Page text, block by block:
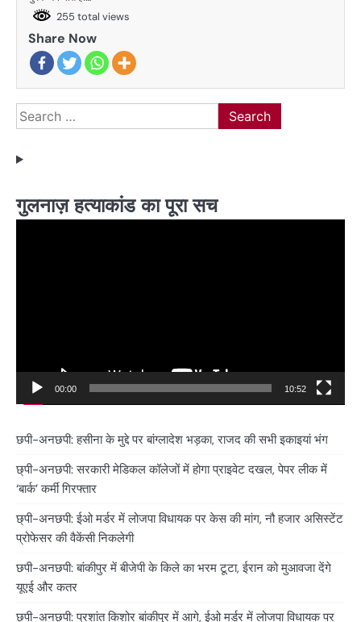
255 total views
Share Now
Search
for:
गुलनाज़ हत्याकांड का पूरा सच
00:00 10:52
छपी-अनछपी: हसीना के मुद्दे पर बांग्लादेश भड़का, राजद की सभी इकाइयां भंग
छ्पी-अनछपी: सरकारी मेडिकल कॉलेजों में होगा प्राइवेट दखल, पेपर लीक में
‘बार्क’ कर्मी गिरफ्तार
छ्पी-अनछपी: ईओ मर्डर में लोजपा विधायक पर केस की मांग, नौ हजार असिस्टेंट
प्रोफेसर की वैकेंसी निकलेगी
छपी-अनछपी: बांकीपुर में बीजेपी के किले का भरम टूटा, ईरान को मुआवजा देंगे
यूएई और कतर
छपी-अनछपी: प्रशांत किशोर बांकीपुर में आगे, ईओ मर्डर में लोजपा विधायक पर